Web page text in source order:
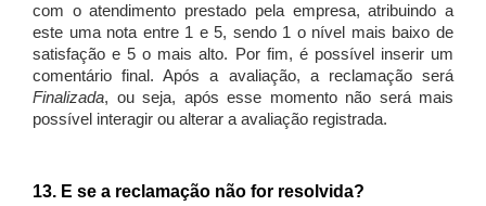
com o atendimento prestado pela empresa, atribuindo a
este uma nota entre 1 e 5, sendo 1 o nível mais baixo de
satisfação e 5 o mais alto. Por fim, é possível inserir um
comentário final. Após a avaliação, a reclamação será
Finalizada, ou seja, após esse momento não será mais
possível interagir ou alterar a avaliação registrada.
13. E se a reclamação não for resolvida?